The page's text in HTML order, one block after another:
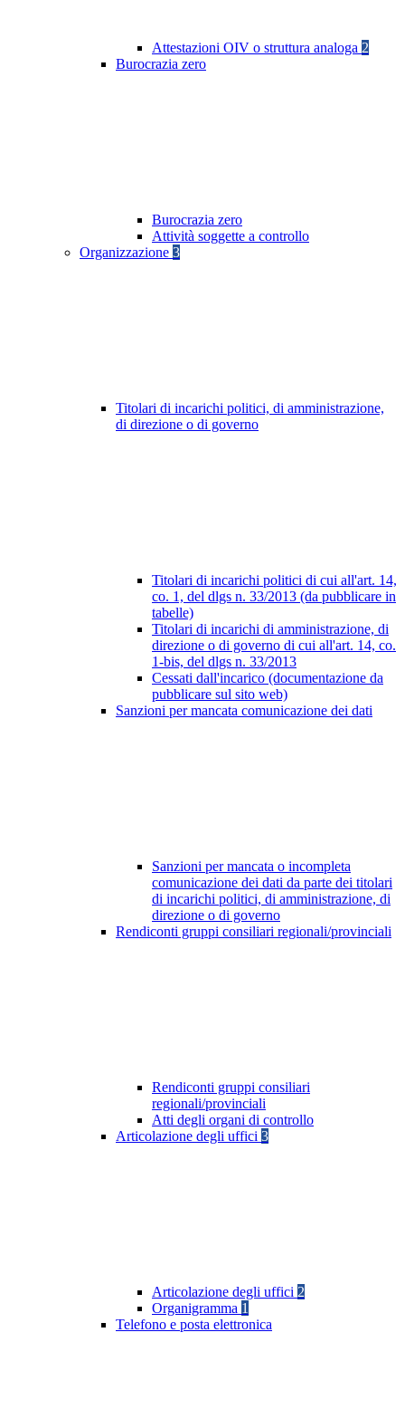
Attestazioni OIV o struttura analoga 2
Burocrazia zero
Burocrazia zero
Attività soggette a controllo
Organizzazione 3
Titolari di incarichi politici, di amministrazione,
di direzione o di governo
Titolari di incarichi politici di cui all'art. 14,
co. 1, del dlgs n. 33/2013 (da pubblicare in
tabelle)
Titolari di incarichi di amministrazione, di
direzione o di governo di cui all'art. 14, co.
1-bis, del dlgs n. 33/2013
Cessati dall'incarico (documentazione da
pubblicare sul sito web)
Sanzioni per mancata comunicazione dei dati
Sanzioni per mancata o incompleta
comunicazione dei dati da parte dei titolari
di incarichi politici, di amministrazione, di
direzione o di governo
Rendiconti gruppi consiliari regionali/provinciali
Rendiconti gruppi consiliari
regionali/provinciali
Atti degli organi di controllo
Articolazione degli uffici 3
Articolazione degli uffici 2
Organigramma 1
Telefono e posta elettronica